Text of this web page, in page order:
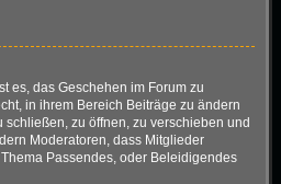
es, das Geschehen im Forum zu
in ihrem Bereich Beiträge zu ändern
zu öffnen, zu verschieben und
Moderatoren, dass Mitglieder
Thema Passendes, oder Beleidigendes